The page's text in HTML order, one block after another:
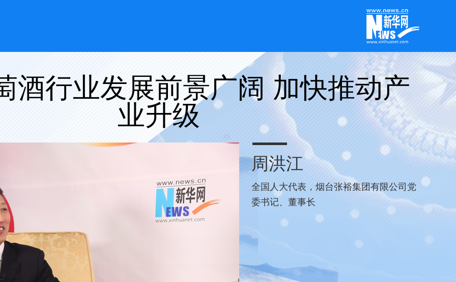
酒行业发展前景广阔 加快推动产
业升级
周洪江
全国人大代表，烟台张裕集团有限公司党
委书记、董事长